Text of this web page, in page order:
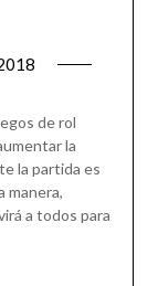
de rol
la
la partida es
manera,
a todos para